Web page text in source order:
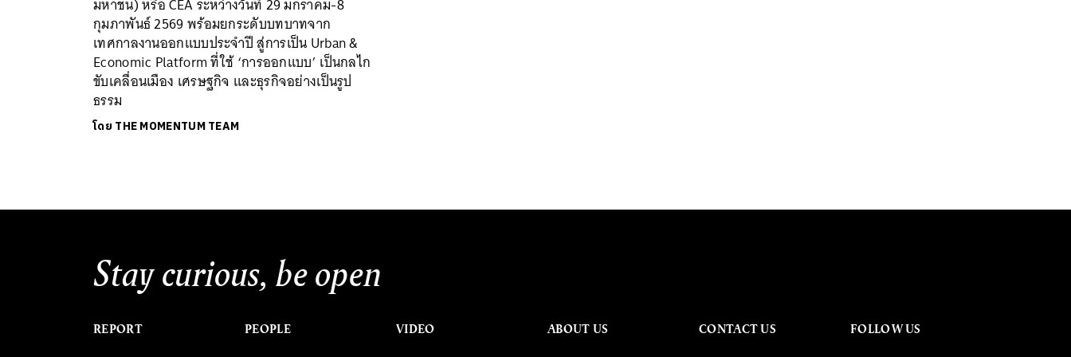
กุมภาพันธ์ 2569 พร้อมยกระดับบทบาทจาก
เทศกาลงานออกแบบประจำปี สู่การเป็น Urban &
Economic Platform ที่ใช้ ‘การออกแบบ’ เป็นกลไก
ขับเคลื่อนเมือง เศรษฐกิจ และธุรกิจอย่างเป็นรูป
ธรรม
โดย THE MOMENTUM TEAM
Stay curious, be open
REPORT PEOPLE VIDEO ABOUT US CONTACT US FOLLOW US